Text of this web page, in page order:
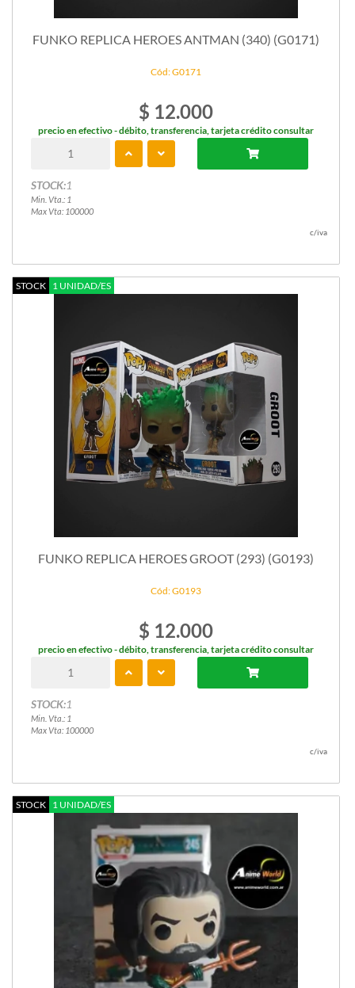
FUNKO REPLICA HEROES ANTMAN (340) (G0171)
Cód: G0171
$ 12.000
precio en efectivo - débito, transferencia, tarjeta crédito consultar
STOCK:1
Min. Vta.: 1
Max Vta: 100000
c/iva
STOCK 1 UNIDAD/ES
FUNKO REPLICA HEROES GROOT (293) (G0193)
Cód: G0193
$ 12.000
precio en efectivo - débito, transferencia, tarjeta crédito consultar
STOCK:1
Min. Vta.: 1
Max Vta: 100000
c/iva
STOCK 1 UNIDAD/ES